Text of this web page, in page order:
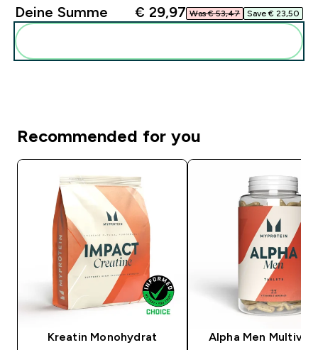
Deine Summe € 29,97‎ Was € 53,47‎ Save € 23,50‎
Recommended for you
Kreatin Monohydrat Alpha Men